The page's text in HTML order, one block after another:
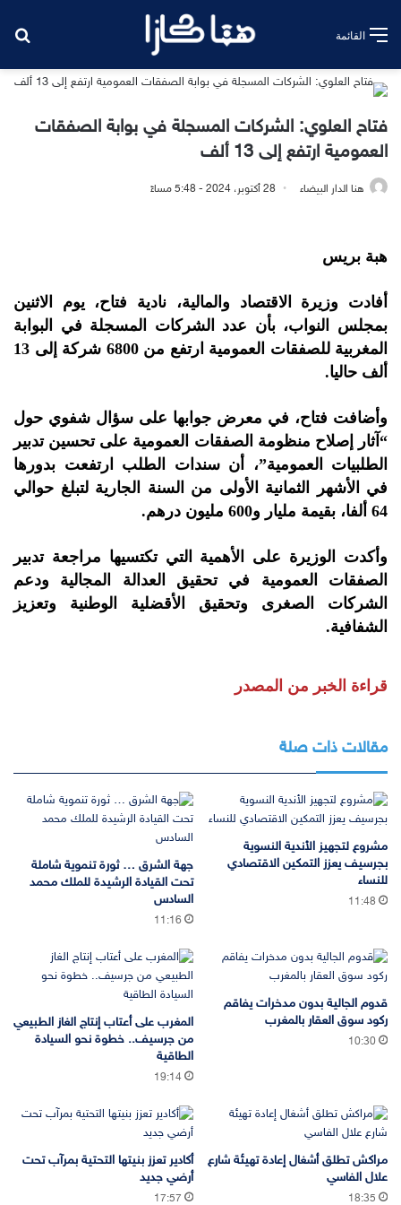
القائمة
فتاح العلوي: الشركات المسجلة في بوابة الصفقات
العمومية ارتفع إلى 13 ألف
هنا الدار البيضاء 28 أكتوبر، 2024 - 5:48 مساءً
هبة بريس
أفادت وزيرة الاقتصاد والمالية، نادية فتاح، يوم الاثنين
بمجلس النواب، بأن عدد الشركات المسجلة في البوابة
المغربية للصفقات العمومية ارتفع من 6800 شركة إلى 13
ألف حاليا.
وأضافت فتاح، في معرض جوابها على سؤال شفوي حول
“آثار إصلاح منظومة الصفقات العمومية على تحسين تدبير
الطلبيات العمومية”، أن سندات الطلب ارتفعت بدورها
في الأشهر الثمانية الأولى من السنة الجارية لتبلغ حوالي
64 ألفا، بقيمة مليار و600 مليون درهم.
وأكدت الوزيرة على الأهمية التي تكتسيها مراجعة تدبير
الصفقات العمومية في تحقيق العدالة المجالية ودعم
الشركات الصغرى وتحقيق الأقضلية الوطنية وتعزيز
الشفافية.
قراءة الخبر من المصدر
مقالات ذات صلة
مشروع لتجهيز الأندية النسوية
بجرسيف يعزز التمكين الاقتصادي
للنساء
11:48
جهة الشرق … ثورة تنموية شاملة
تحت القيادة الرشيدة للملك محمد
السادس
11:16
قدوم الجالية بدون مدخرات يفاقم
ركود سوق العقار بالمغرب
10:30
المغرب على أعتاب إنتاج الغاز الطبيعي
من جرسيف.. خطوة نحو السيادة
الطاقية
19:14
مراكش تطلق أشغال إعادة تهيئة شارع
علال الفاسي
18:35
أكادير تعزز بنيتها التحتية بمرآب تحت
أرضي جديد
17:57